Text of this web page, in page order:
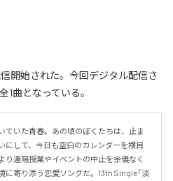
信開始された。今回デジタル配信さ
1曲となっている。
ていた青春。あの頃のぼくたちは、止ま
にして、今日も空白のカレンダーを横目
り遠隔授業やイベントの中止を余儀なく
に寄り添う恋愛ソングだ。13th Single「淡